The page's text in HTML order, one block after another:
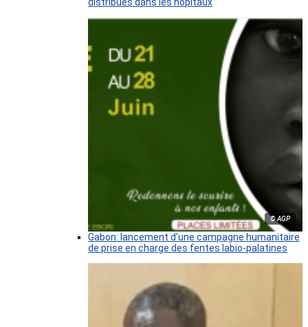
© AGP
Gabon: lancement d’une campagne humanitaire
de prise en charge des fentes labio-palatines